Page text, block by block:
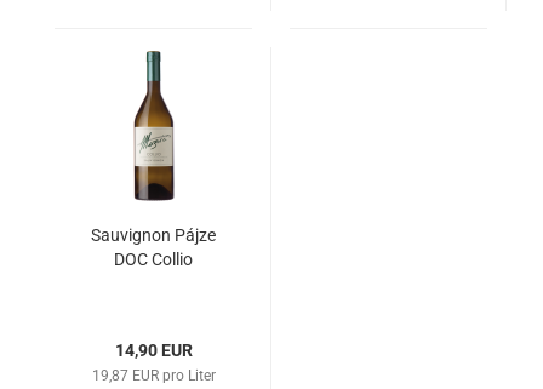
Sau­vi­gnon Pájze
DOC Col­lio
14,90 EUR
19,87 EUR pro Liter